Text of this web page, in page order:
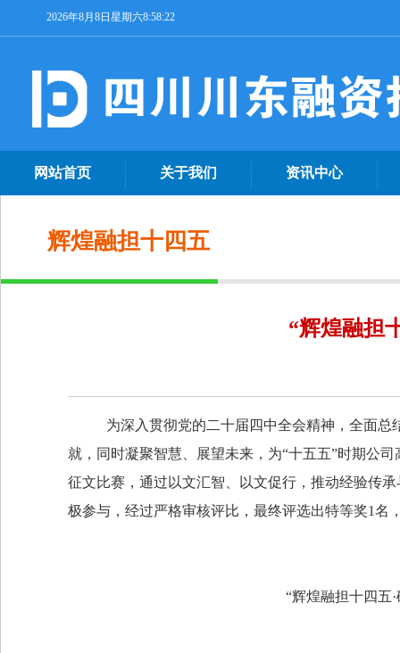
2026年8月8日星期六8:58:23
网站首页 关于我们 资讯中心
辉煌融担十四五
“辉煌融担
为深入贯彻党的二十届四中全会精神， 全面总
就，同时凝聚智慧、展望未来，为“十五五”时期公司
征文比赛，通过以文汇智、以文促行，推动经验传
极参与，经过严格审核评比 ，最终评选出特等奖1名
“辉煌融担十四五